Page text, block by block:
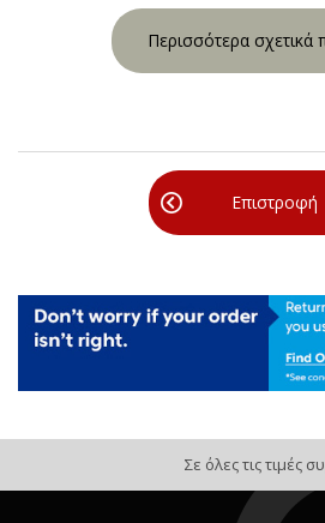
Περισσότερα σχετικά
Επιστροφή
Σε όλες τις τιμές